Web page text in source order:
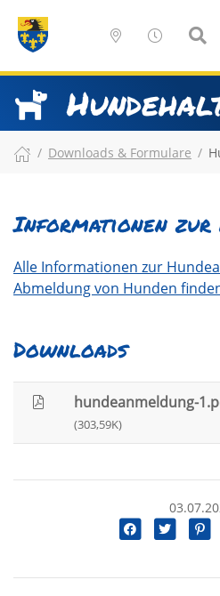
Downloads & Formulare
Informationen zur
Alle Informationen zur
Abmeldung von Hunden
Downloads
hundeanmeldung-
(303,59K)